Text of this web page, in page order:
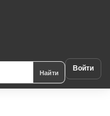
Найти Войти